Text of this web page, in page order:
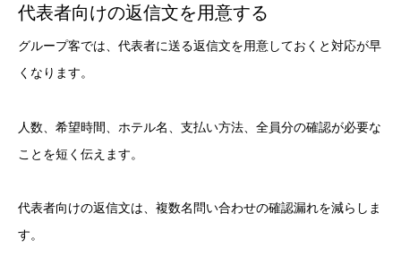
代表者向けの返信文を用意する
グループ客では、代表者に送る返信文を用意しておくと対応が早
くなります。
人数、希望時間、ホテル名、支払い方法、全員分の確認が必要な
ことを短く伝えます。
代表者向けの返信文は、複数名問い合わせの確認漏れを減らしま
す。